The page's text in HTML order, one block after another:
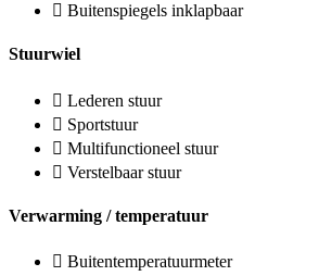
Buitenspiegels inklapbaar
Stuurwiel
Lederen stuur
Sportstuur
Multifunctioneel stuur
Verstelbaar stuur
Verwarming / temperatuur
Buitentemperatuurmeter